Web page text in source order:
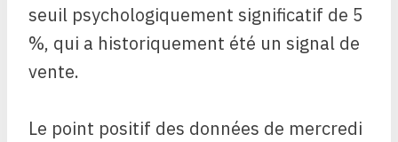
seuil psychologiquement significatif de 5
%, qui a historiquement été un signal de
vente.
Le point positif des données de mercredi